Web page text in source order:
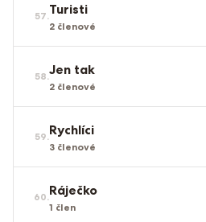
57.Turisti
2 členové
58.Jen tak
2 členové
59.Rychlíci
3 členové
60.Ráječko
1 člen